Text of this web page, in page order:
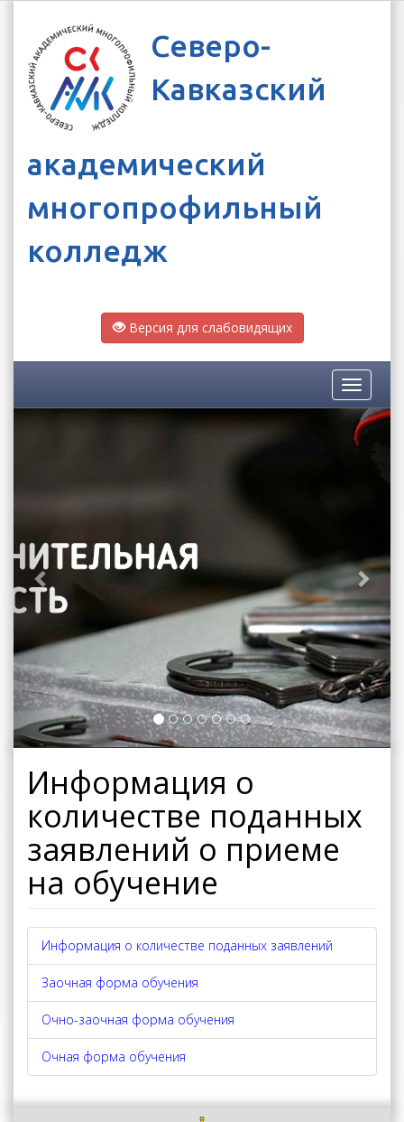
Северо-
Кавказский
академический
многопрофильный
колледж
Версия для слабовидящих
Toggle
Previous Next
Информация о
количестве поданных
заявлений о приеме
на обучение
Информация о количестве поданных заявлений
Заочная форма обучения
Очно-заочная форма обучения
Очная форма обучения